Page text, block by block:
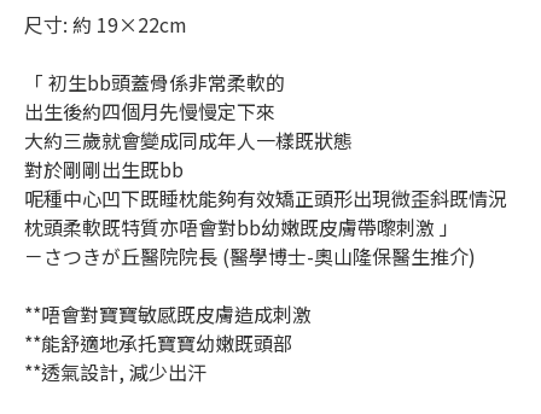
尺寸: 約 19×22cm
「 初生bb頭蓋骨係非常柔軟的
出生後約四個月先慢慢定下來
大約三歲就會變成同成年人一樣既狀態
對於剛剛出生既bb
呢種中心凹下既睡枕能夠有效矯正頭形出現微歪斜既情況
枕頭柔軟既特質亦唔會對bb幼嫩既皮膚帶嚟刺激 」
－さつきが丘醫院院長 (醫學博士-奧山隆保醫生推介)
**唔會對寶寶敏感既皮膚造成刺激
**能舒適地承托寶寶幼嫩既頭部
**透氣設計, 減少出汗